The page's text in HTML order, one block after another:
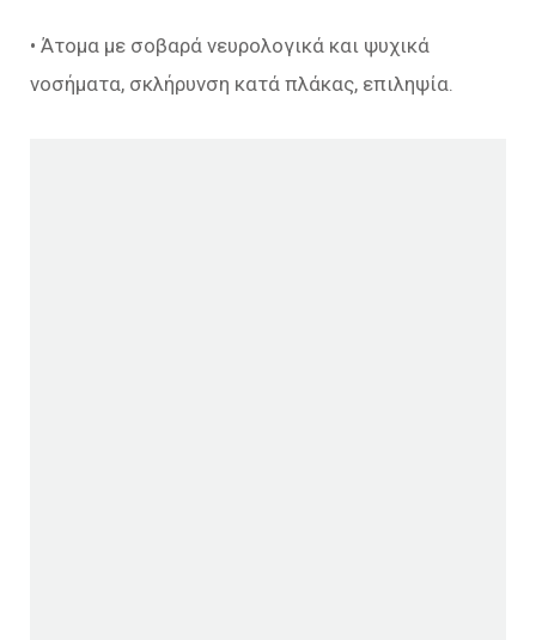
• Άτομα με σοβαρά νευρολογικά και ψυχικά
νοσήματα, σκλήρυνση κατά πλάκας, επιληψία.